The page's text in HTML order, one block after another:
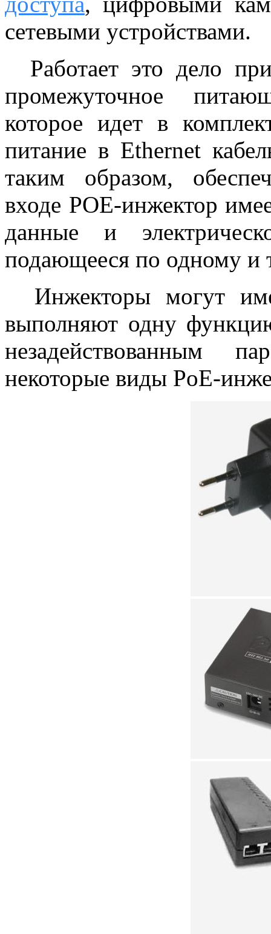
сетевыми устройствами.
Работает это дело
промежуточное
которое идет в
питание в Ethernet
таким образом,
входе POE-инжектор
данные и
подающееся по одному и
Инжекторы могут
выполняют одну
незадействованным
некоторые виды PoE-